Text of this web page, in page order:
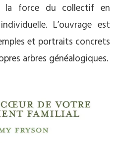
la force du collectif en
L’ouvrage est
et portraits concrets
arbres généalogiques.